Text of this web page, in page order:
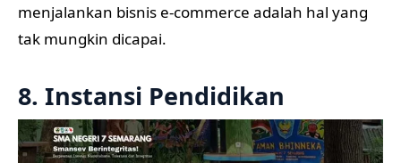
menjalankan bisnis e-commerce adalah hal yang
tak mungkin dicapai.
8. Instansi Pendidikan